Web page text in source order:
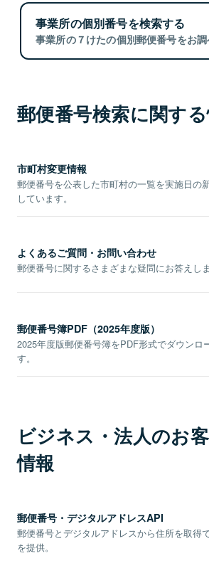
事業所の個別番号を検索する
事業所の７けたの個別郵便番号をお調
郵便番号検索に関す
市町村変更情報
郵便番号を公表した市町村の一覧を実施日の
しています。
よくあるご質問・お問い合わせ
郵便番号に関するさまざまな疑問にお答えしま
郵便番号簿PDF（2025年度版）
2025年度版郵便番号簿をPDF形式でダウンロ
す。
ビジネス・法人のお
情報
郵便番号・デジタルアドレスAPI
郵便番号とデジタルアドレスから住所を取得
を提供。